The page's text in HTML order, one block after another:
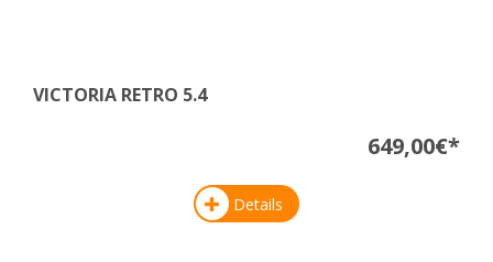
VICTORIA RETRO 5.4
649,00€*
Details